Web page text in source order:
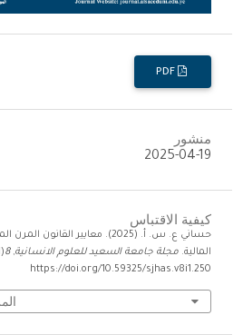
منشور
2025-04-19
كيفية الاقتباس
حساني ع. س. أ. (2025). معايير
المالية. مجلة جامعة السعيد للعلوم الانسانية,
8
https://doi.org/10.59325/sjhas.v8i1.250